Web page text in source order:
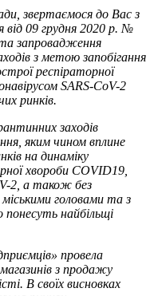
звертаємося до Вас з
від 09 грудня 2020 р. №
запровадження
з метою запобігання
респіраторної
SARS-CoV-2
ринків.
заходів
яким чином вплине
на динаміку
хвороби COVID19,
2, а також без
міськими головами та з
понесуть найбільщі
провела
з продажу
В своїх висновках